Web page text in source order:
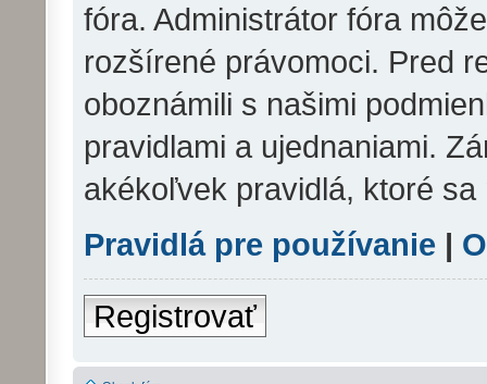
fóra. Administrátor fóra
rozšírené právomoci. Pred
oboznámili s našimi
pravidlami a ujednaniami.
akékoľvek pravidlá, ktoré sa
Pravidlá pre používanie |
Registrovať